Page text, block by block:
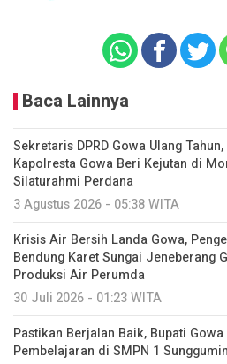
Baca Lainnya
Sekretaris DPRD Gowa Ulang Tahun,
Kapolresta Gowa Beri Kejutan di
Silaturahmi Perdana
3 Agustus 2026 - 05:38 WITA
Krisis Air Bersih Landa Gowa,
Bendung Karet Sungai Jeneberang
Produksi Air Perumda
30 Juli 2026 - 01:23 WITA
Pastikan Berjalan Baik, Bupati
Pembelajaran di SMPN 1